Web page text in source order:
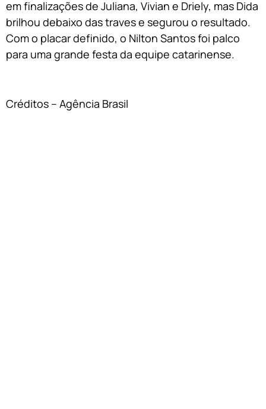
em finalizações de Juliana, Vivian e Driely, mas Dida
brilhou debaixo das traves e segurou o resultado.
Com o placar definido, o Nilton Santos foi palco
para uma grande festa da equipe catarinense.
Créditos – Agência Brasil